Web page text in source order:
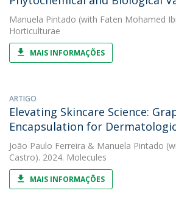
Manuela Pintado (with Faten Mohamed
Horticulturae
MAIS INFORMAÇÕES
ARTIGO
Elevating Skincare Science:
Encapsulation for
João Paulo Ferreira & Manuela Pintado
Castro). 2024. Molecules
MAIS INFORMAÇÕES